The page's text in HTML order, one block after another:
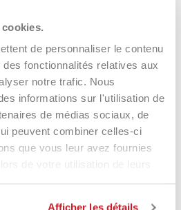
de personnaliser le contenu
fonctionnalités relatives aux
notre trafic. Nous
informations sur l'utilisation de
de médias sociaux, de
peuvent combiner celles-ci
que vous leur avez fournies
de votre utilisation de leurs
Afficher les détails
un confort optimal même lors
les
les loisirs
circonstances. Sa structure